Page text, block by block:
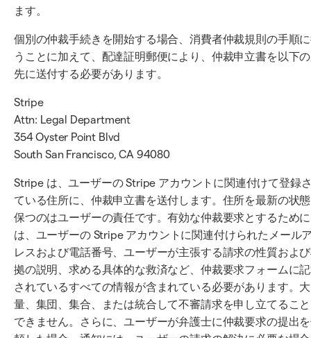
ます。
個別の仲裁手続きを開始する場合、消費者仲裁規則の手順
うことに加えて、配達証明郵便により、仲裁申立書を以下
先に送付する必要があります。
Stripe
Attn: Legal Department
354 Oyster Point Blvd
South San Francisco, CA 94080
Stripe は、ユーザーの Stripe アカウントに関連付けて登録
ている住所に、仲裁申立書を送付します。住所を最新の状
保つのはユーザーの責任です。有効な仲裁要求とするために
は、ユーザーの Stripe アカウントに関連付けられたメール
レスおよび電話番号、ユーザーが主張する請求の性質およ
拠の説明、求める具体的な救済など、仲裁要求フォームに
されているすべての情報が含まれている必要があります。大
量、集団、集合、または統合して不審請求を申し立てるこ
できません。さらに、ユーザーが弁護士に仲裁要求の提出